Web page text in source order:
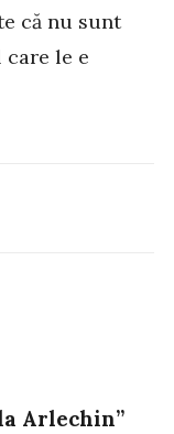
că nu sunt
le e
Arlechin”